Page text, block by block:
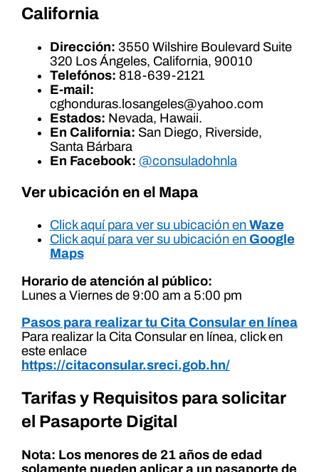
California
Dirección: 3550 Wilshire Boulevard Suite
320 Los Ángeles, California, 90010
Telefónos: 818-639-2121
E-mail:
cghonduras.losangeles@yahoo.com
Estados: Nevada, Hawaii.
En California: San Diego, Riverside,
Santa Bárbara
En Facebook: @consuladohnla
Ver ubicación en el Mapa
Click aquí para ver su ubicación en Waze
Click aquí para ver su ubicación en Google
Maps
Horario de atención al público:
Lunes a Viernes de 9:00 am a 5:00 pm
Pasos para realizar tu Cita Consular en línea
Para realizar la Cita Consular en línea, click en
este enlace
https://citaconsular.sreci.gob.hn/
Tarifas y Requisitos para solicitar
el Pasaporte Digital
Nota: Los menores de 21 años de edad
solamente pueden aplicar a un pasaporte de